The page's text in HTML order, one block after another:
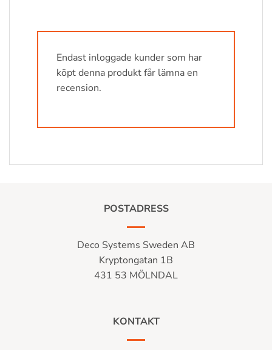
Endast inloggade kunder som har
köpt denna produkt får lämna en
recension.
POSTADRESS
Deco Systems Sweden AB
Kryptongatan 1B
431 53 MÖLNDAL
KONTAKT